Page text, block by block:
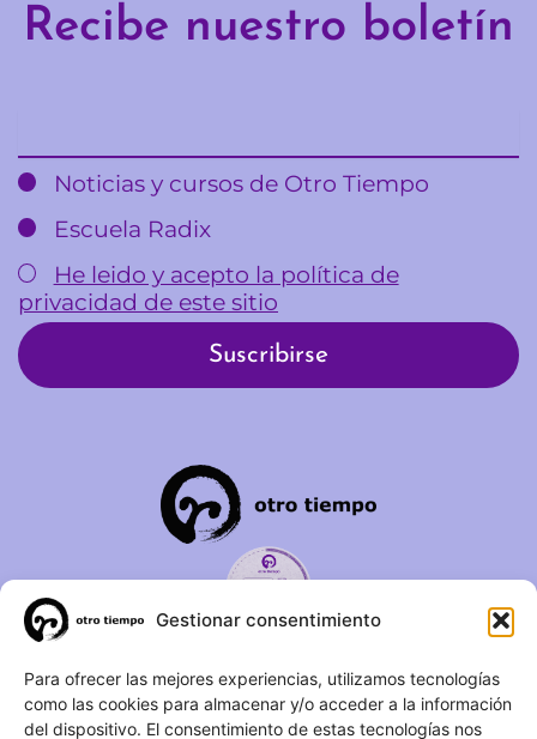
Gestionar consentimiento
Para ofrecer las mejores experiencias, utilizamos tecnologías
como las cookies para almacenar y/o acceder a la información
del dispositivo. El consentimiento de estas tecnologías nos
Recibe nuestro boletín
Noticias y cursos de Otro Tiempo
Escuela Radix
He leido y acepto la política de
privacidad de este sitio
C/ Duque de Fernán Núñez,
2 – 1ºA 28012 – Madrid